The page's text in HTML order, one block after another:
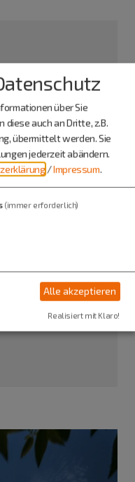
über Sie
auch an Dritte, z.B.
übermittelt werden. Sie
jederzeit abändern.
/Impressum.
(immer erforderlich)
Alle akzeptieren
Realisiert mit Klaro!